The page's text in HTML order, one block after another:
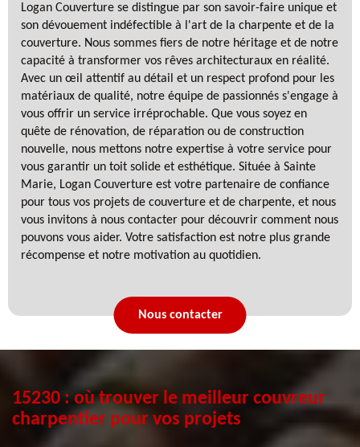
Logan Couverture se distingue par son savoir-faire unique et
son dévouement indéfectible à l'art de la charpente et de la
couverture. Nous sommes fiers de notre héritage et de notre
capacité à transformer vos rêves architecturaux en réalité.
Avec un œil attentif au détail et un respect profond pour les
matériaux de qualité, notre équipe de passionnés s'engage à
vous offrir un service irréprochable. Que vous soyez en
quête de rénovation, de réparation ou de construction
nouvelle, nous mettons notre expertise à votre service pour
vous garantir un toit solide et esthétique. Située à Sainte
Marie, Logan Couverture est votre partenaire de confiance
pour tous vos projets de couverture et de charpente, et nous
vous invitons à nous contacter pour découvrir comment nous
pouvons vous aider. Votre satisfaction est notre plus grande
récompense et notre motivation au quotidien.
Nous contacter
15230 : où trouver le meilleur couvreur
charpentier pour vos projets